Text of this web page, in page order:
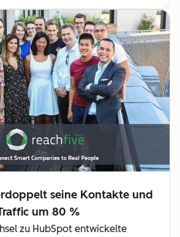
seine Kontakte und
um 80 %
zu HubSpot entwickelte